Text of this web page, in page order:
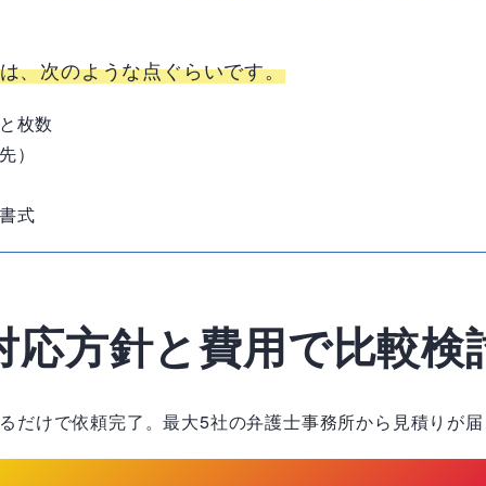
、次のような点ぐらいです。
枚数
）
式
応方針と費用で比較検
だけで依頼完了。最大5社の弁護士事務所から見積りが届